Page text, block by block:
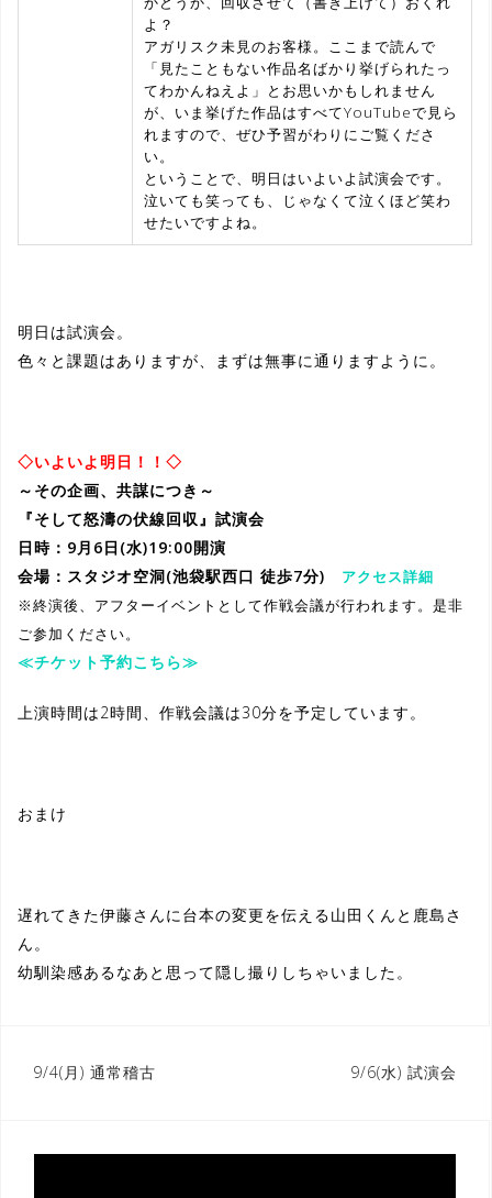
よ？
アガリスク未見のお客様。ここまで読んで
「見たこともない作品名ばかり挙げられたっ
てわかんねえよ」とお思いかもしれません
が、いま挙げた作品はすべてYouTubeで見ら
れますので、ぜひ予習がわりにご覧くださ
い。
ということで、明日はいよいよ試演会です。
泣いても笑っても、じゃなくて泣くほど笑わ
せたいですよね。
明日は試演会。
色々と課題はありますが、まずは無事に通りますように。
◇いよいよ明日！！◇
～その企画、共謀につき～
『そして怒濤の伏線回収』試演会
日時：9月6日(水)19:00開演
会場：スタジオ空洞(池袋駅西口 徒歩7分) アクセス詳細
※終演後、アフターイベントとして作戦会議が行われます。是非
ご参加ください。
≪チケット予約こちら≫
上演時間は2時間、作戦会議は30分を予定しています。
おまけ
遅れてきた伊藤さんに台本の変更を伝える山田くんと鹿島さ
ん。
幼馴染感あるなあと思って隠し撮りしちゃいました。
9/4(月) 通常稽古 9/6(水) 試演会